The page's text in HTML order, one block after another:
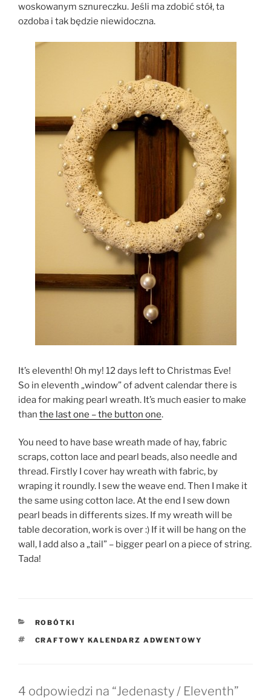
woskowanym sznureczku. Jeśli ma zdobić stół, ta
ozdoba i tak będzie niewidoczna.
It’s eleventh! Oh my! 12 days left to Christmas Eve!
So in eleventh „window” of advent calendar there is
idea for making pearl wreath. It’s much easier to make
than the last one – the button one.
You need to have base wreath made of hay, fabric
scraps, cotton lace and pearl beads, also needle and
thread. Firstly I cover hay wreath with fabric, by
wraping it roundly. I sew the weave end. Then I make it
the same using cotton lace. At the end I sew down
pearl beads in differents sizes. If my wreath will be
table decoration, work is over :) If it will be hang on the
wall, I add also a „tail” – bigger pearl on a piece of string.
Tada!
KATEGORIE
ROBÓTKI
TAGI
CRAFTOWY KALENDARZ ADWENTOWY
4 odpowiedzi na “Jedenasty / Eleventh”